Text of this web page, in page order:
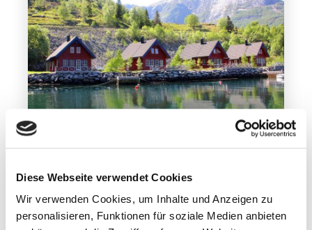
Diese Webseite verwendet Cookies
Wir verwenden Cookies, um Inhalte und Anzeigen zu
personalisieren, Funktionen für soziale Medien anbieten
Hardangerfjord
NORWAY-FJORDHYTTER
Mehr erfahren